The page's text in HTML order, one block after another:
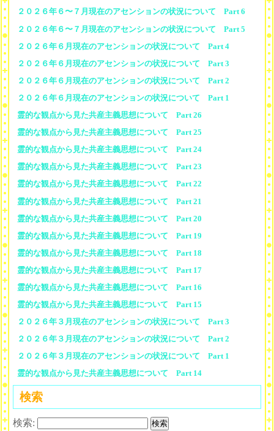
２０２６年６〜７月現在のアセンションの状況について Part 6
２０２６年６〜７月現在のアセンションの状況について Part 5
２０２６年６月現在のアセンションの状況について Part 4
２０２６年６月現在のアセンションの状況について Part 3
２０２６年６月現在のアセンションの状況について Part 2
２０２６年６月現在のアセンションの状況について Part 1
霊的な観点から見た共産主義思想について Part 26
霊的な観点から見た共産主義思想について Part 25
霊的な観点から見た共産主義思想について Part 24
霊的な観点から見た共産主義思想について Part 23
霊的な観点から見た共産主義思想について Part 22
霊的な観点から見た共産主義思想について Part 21
霊的な観点から見た共産主義思想について Part 20
霊的な観点から見た共産主義思想について Part 19
霊的な観点から見た共産主義思想について Part 18
霊的な観点から見た共産主義思想について Part 17
霊的な観点から見た共産主義思想について Part 16
霊的な観点から見た共産主義思想について Part 15
２０２６年３月現在のアセンションの状況について Part 3
２０２６年３月現在のアセンションの状況について Part 2
２０２６年３月現在のアセンションの状況について Part 1
霊的な観点から見た共産主義思想について Part 14
検索
検索: